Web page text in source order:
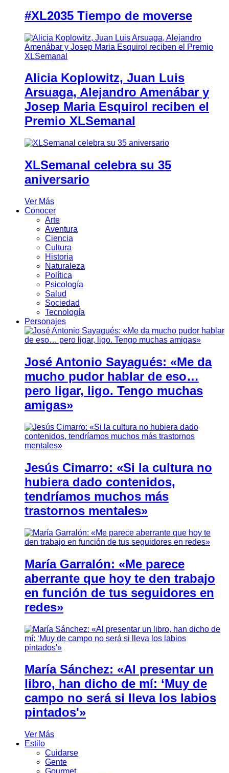
#XL2035 Tiempo de moverse
Alicia Koplowitz, Juan Luis
Arsuaga, Alejandro Amenábar y
Josep Maria Esquirol reciben el
Premio XLSemanal
XLSemanal celebra su 35
aniversario
Ver Más
Conocer
Arte
Aventura
Ciencia
Cultura
Historia
Naturaleza
Política
Psicología
Salud
Sociedad
Tecnología
Personajes
José Antonio Sayagués: «Me da
mucho pudor hablar de eso…
pero ligar, ligo. Tengo muchas
amigas»
Jesús Cimarro: «Si la cultura no
hubiera dado contenidos,
tendríamos muchos más
trastornos mentales»
María Garralón: «Me parece
aberrante que hoy te den trabajo
en función de tus seguidores en
redes»
María Sánchez: «Al presentar un
libro, han dicho de mí: ‘Muy de
campo no será si lleva los labios
pintados'»
Ver Más
Estilo
Cuidarse
Gente